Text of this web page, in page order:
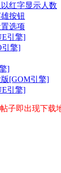
红字显示人数
按钮
选项
引擎]
引擎]
]
[GOM引擎]
引擎]
子即出现下载